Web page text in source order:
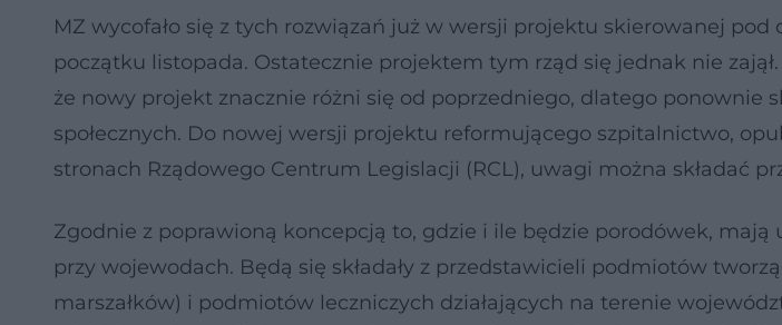
MZ wycofało się z tych rozwiązań już w wersji projektu skierowanej pod
początku listopada. Ostatecznie projektem tym rząd się jednak nie
że nowy projekt znacznie różni się od poprzedniego, dlatego ponownie
społecznych. Do nowej wersji projektu reformującego szpitalnictwo,
stronach Rządowego Centrum Legislacji (RCL), uwagi można składać
Zgodnie z poprawioną koncepcją to, gdzie i ile będzie porodówek, mają
przy wojewodach. Będą się składały z przedstawicieli podmiotów
marszałków) i podmiotów leczniczych działających na terenie